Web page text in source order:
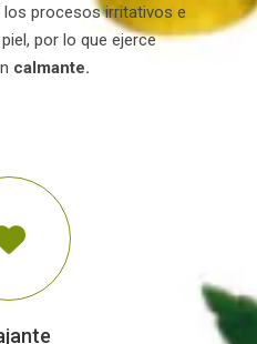
los procesos irritativos e
por lo que ejerce
calmante.